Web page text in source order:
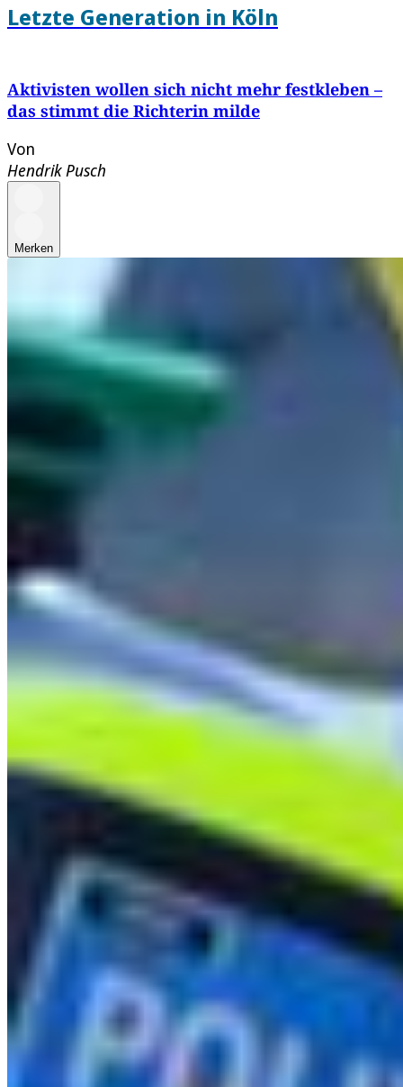
Letzte Generation in Köln
Aktivisten wollen sich nicht mehr festkleben –
das stimmt die Richterin milde
Von
Hendrik Pusch
Merken